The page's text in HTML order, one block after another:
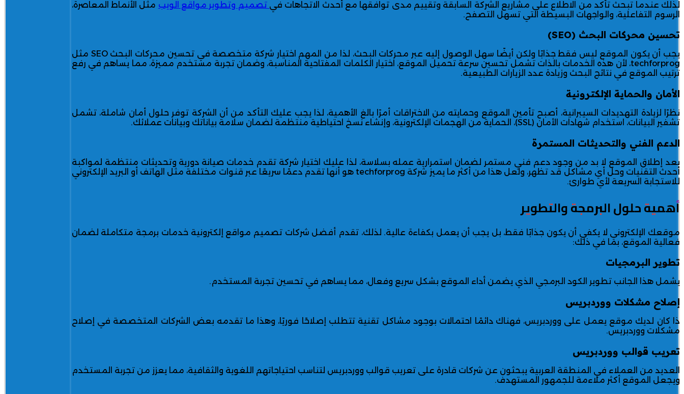
لذلك عندما تبحث تأكد من الاطلاع على مشاريع الشركة السابقة وتقييم مدى توافقها مع أحدث الاتجاهات في تصميم وتطوير مواقع الويب مثل الأنماط المعاصرة،
الرسوم التفاعلية، والواجهات البسيطة التي تسهل التصفح.
تحسين محركات البحث (SEO)
يجب أن يكون الموقع ليس فقط جذابًا ولكن أيضًا سهل الوصول إليه عبر محركات البحث، لذا من المهم اختيار شركة متخصصة في تحسين محركات البحث SEO مثل
techforprog، لأن هذه الخدمات بالذات تشمل تحسين سرعة تحميل الموقع، اختيار الكلمات المفتاحية المناسبة، وضمان تجربة مستخدم مميزة، مما يساهم في رفع
ترتيب الموقع في نتائج البحث وزيادة عدد الزيارات الطبيعية.
الأمان والحماية الإلكترونية
نظرًا لزيادة التهديدات السيبرانية، أصبح تأمين الموقع وحمايته من الاختراقات أمرًا بالغ الأهمية، لذا يجب عليك التأكد من أن الشركة توفر حلول أمان شاملة، تشمل
تشفير البيانات، استخدام شهادات الأمان (SSL)، الحماية من الهجمات الإلكترونية، وإنشاء نسخ احتياطية منتظمة لضمان سلامة بياناتك وبيانات عملائك.
الدعم الفني والتحديثات المستمرة
بعد إطلاق الموقع لا بد من وجود دعم فني مستمر لضمان استمرارية عمله بسلاسة، لذا عليك اختيار شركة تقدم خدمات صيانة دورية وتحديثات منتظمة لمواكبة
أحدث التقنيات وحل أي مشاكل قد تظهر، ولعل هذا من أكثر ما يميز شركة techforprog هو أنها تقدم دعمًا سريعًا عبر قنوات مختلفة مثل الهاتف أو البريد الإلكتروني
للاستجابة السريعة لأي طوارئ.
أهمية حلول البرمجة والتطوير
موقعك الإلكتروني لا يكفي أن يكون جذابًا فقط، بل يجب أن يعمل بكفاءة عالية. لذلك، تقدم أفضل شركات تصميم مواقع إلكترونية خدمات برمجة متكاملة لضمان
فعالية الموقع، بما في ذلك:
تطوير البرمجيات
يشمل هذا الجانب تطوير الكود البرمجي الذي يضمن أداء الموقع بشكل سريع وفعال، مما يساهم في تحسين تجربة المستخدم.
إصلاح مشكلات ووردبريس
ذا كان لديك موقع يعمل على ووردبريس، فهناك دائمًا احتمالات بوجود مشاكل تقنية تتطلب إصلاحًا فوريًا، وهذا ما تقدمه بعض الشركات المتخصصة في إصلاح
مشكلات ووردبريس.
تعريب قوالب ووردبريس
العديد من العملاء في المنطقة العربية يبحثون عن شركات قادرة على تعريب قوالب ووردبريس لتناسب احتياجاتهم اللغوية والثقافية، مما يعزز من تجربة المستخدم
ويجعل الموقع أكثر ملاءمة للجمهور المستهدف.